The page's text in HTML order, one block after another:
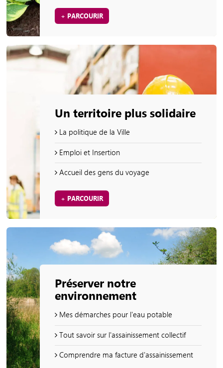
+ PARCOURIR
Un territoire plus solidaire
La politique de la Ville
Emploi et Insertion
Accueil des gens du voyage
+ PARCOURIR
Préserver notre
environnement
Mes démarches pour l'eau potable
Tout savoir sur l'assainissement collectif
Comprendre ma facture d'assainissement